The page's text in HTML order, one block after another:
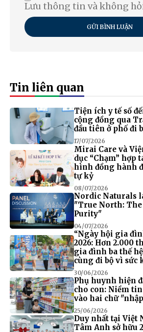
Lưu thông tin và không
GỬI BÌNH LUẬN
Tin liên quan
Tiện ích y tế số
cộng đồng qua
đầu tiên ở phố đi
17/07/2026
Mirai Care và
dục “Chạm” hợp
hình đồng hành
tự kỷ
08/07/2026
Nordic Naturals
"True North: The
Purity"
04/07/2026
“Ngày hội gia
2026: Hơn 2.000
gia đình ba thế
cùng đi bộ vì sức
30/06/2026
Phụ huynh hiện
cho con: Niềm
vào hai chữ
25/06/2026
Duy nhất tại Việt
Tâm Anh sở hữu